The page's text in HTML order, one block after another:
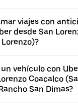
viajes con
desde San
vehículo con
Coacalco
San Dimas?